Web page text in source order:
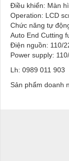
Điều khiển: Màn
Operation: LCD
Chức năng tự
Auto End Cutting
Điện nguồn: 110/
Power supply:
Lh: 0989 011 903
Sản phẩm doanh